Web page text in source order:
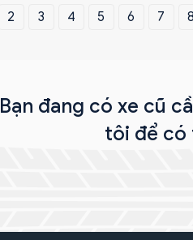
2 3 4 5 6 7 8
Bạn đang có xe cũ
tôi để có